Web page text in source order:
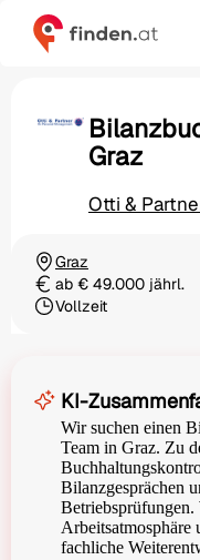
Graz
Otti &
Ortschaft
Graz
Gehaltab € 49.000 jährl.
Beschäftigungsart
Vollzeit
KI-
Wir suchen einen
Team in Graz. Zu
Bilanzgesprächen
Arbeitsatmosphäre
fachliche